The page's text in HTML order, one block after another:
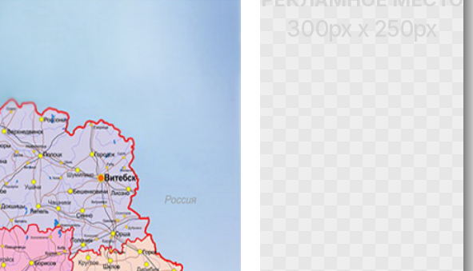
300px x 250px